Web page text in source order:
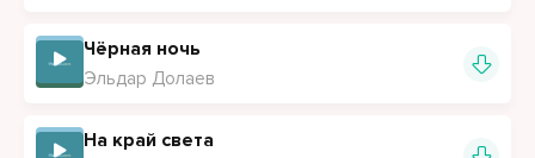
Чёрная ночь
Эльдар Долаев
На край света